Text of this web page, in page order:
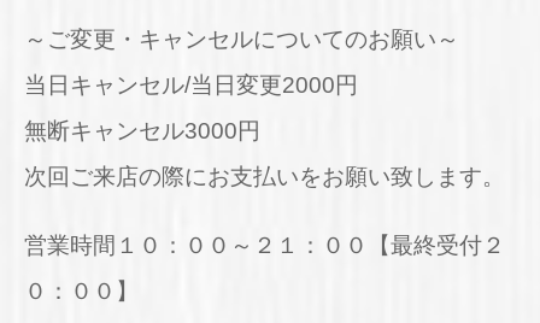
～ご変更・キャンセルについてのお願い～
当日キャンセル/当日変更2000円
無断キャンセル3000円
次回ご来店の際にお支払いをお願い致します。
営業時間１０：００～２１：００【最終受付２
０：００】